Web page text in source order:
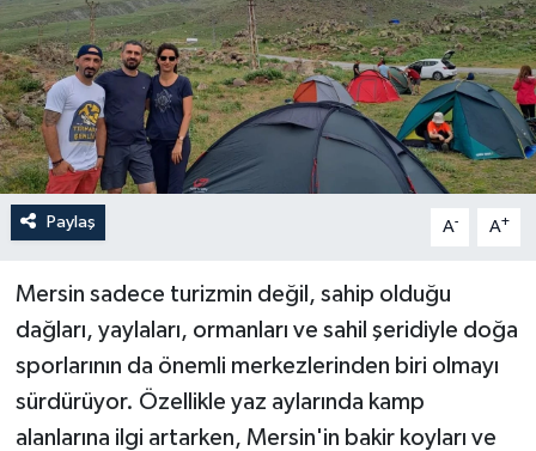
Paylaş A- A+
Mersin sadece turizmin değil, sahip olduğu
dağları, yaylaları, ormanları ve sahil şeridiyle doğa
sporlarının da önemli merkezlerinden biri olmayı
sürdürüyor. Özellikle yaz aylarında kamp
alanlarına ilgi artarken, Mersin'in bakir koyları ve